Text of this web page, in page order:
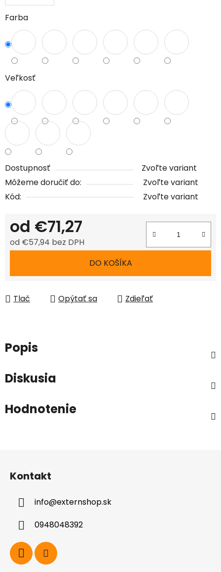
Farba
Veľkosť
Dostupnosť
Zvoľte variant
Môžeme doručiť do:
Zvoľte variant
Kód:
Zvoľte variant
od €71,27
od €57,94 bez DPH
DO KOŠÍKA
Tlač Opýtať sa Zdieľať
Popis
Diskusia
Hodnotenie
Kontakt
info@externshop.sk
0948048392